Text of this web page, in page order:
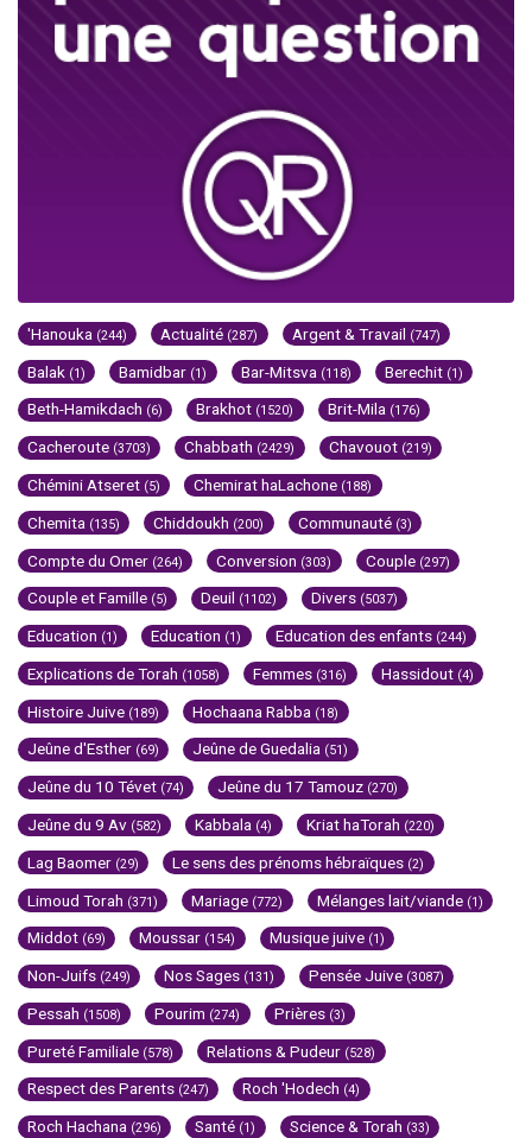
'Hanouka (244) Actualité (287) Argent & Travail (747)
Balak (1) Bamidbar (1) Bar-Mitsva (118) Berechit (1)
Beth-Hamikdach (6) Brakhot (1520) Brit-Mila (176)
Cacheroute (3703) Chabbath (2429) Chavouot (219)
Chémini Atseret (5) Chemirat haLachone (188)
Chemita (135) Chiddoukh (200) Communauté (3)
Compte du Omer (264) Conversion (303) Couple (297)
Couple et Famille (5) Deuil (1102) Divers (5037)
Education (1) Education (1) Education des enfants (244)
Explications de Torah (1058) Femmes (316) Hassidout (4)
Histoire Juive (189) Hochaana Rabba (18)
Jeûne d'Esther (69) Jeûne de Guedalia (51)
Jeûne du 10 Tévet (74) Jeûne du 17 Tamouz (270)
Jeûne du 9 Av (582) Kabbala (4) Kriat haTorah (220)
Lag Baomer (29) Le sens des prénoms hébraïques (2)
Limoud Torah (371) Mariage (772) Mélanges lait/viande (1)
Middot (69) Moussar (154) Musique juive (1)
Non-Juifs (249) Nos Sages (131) Pensée Juive (3087)
Pessah (1508) Pourim (274) Prières (3)
Pureté Familiale (578) Relations & Pudeur (528)
Respect des Parents (247) Roch 'Hodech (4)
Roch Hachana (296) Santé (1) Science & Torah (33)